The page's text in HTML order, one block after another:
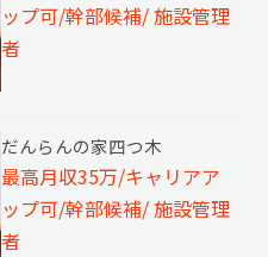
ップ可/幹部候補/ 施設管理
者
だんらんの家四つ木
最高月収35万/キャリアア
ップ可/幹部候補/ 施設管理
者